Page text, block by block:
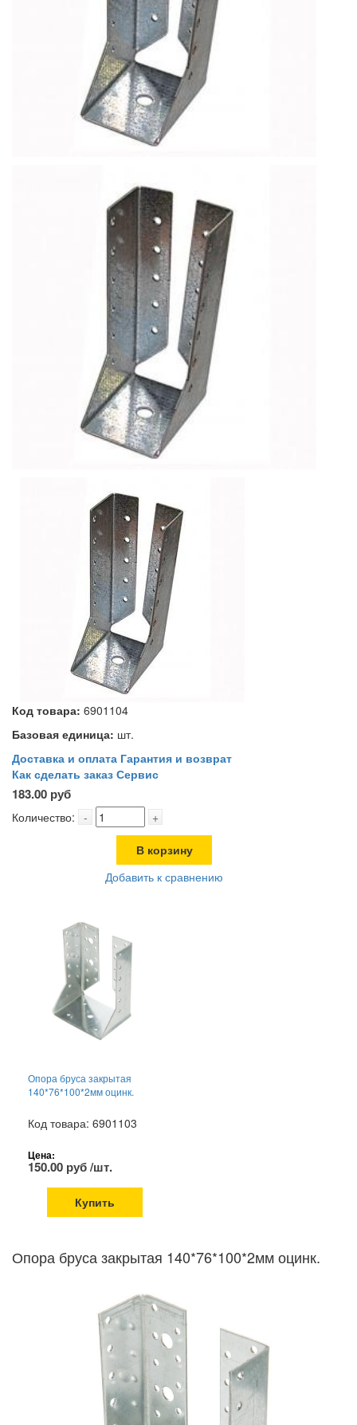
Код товара: 6901104
Базовая единица: шт.
Доставка и оплата Гарантия и возврат
Как сделать заказ Сервис
183.00 руб
Количество: - +
В корзину
Добавить к сравнению
Опора бруса закрытая
140*76*100*2мм оцинк.
Код товара: 6901103
Цена:
150.00 руб /шт.
Купить
Опора бруса закрытая 140*76*100*2мм оцинк.